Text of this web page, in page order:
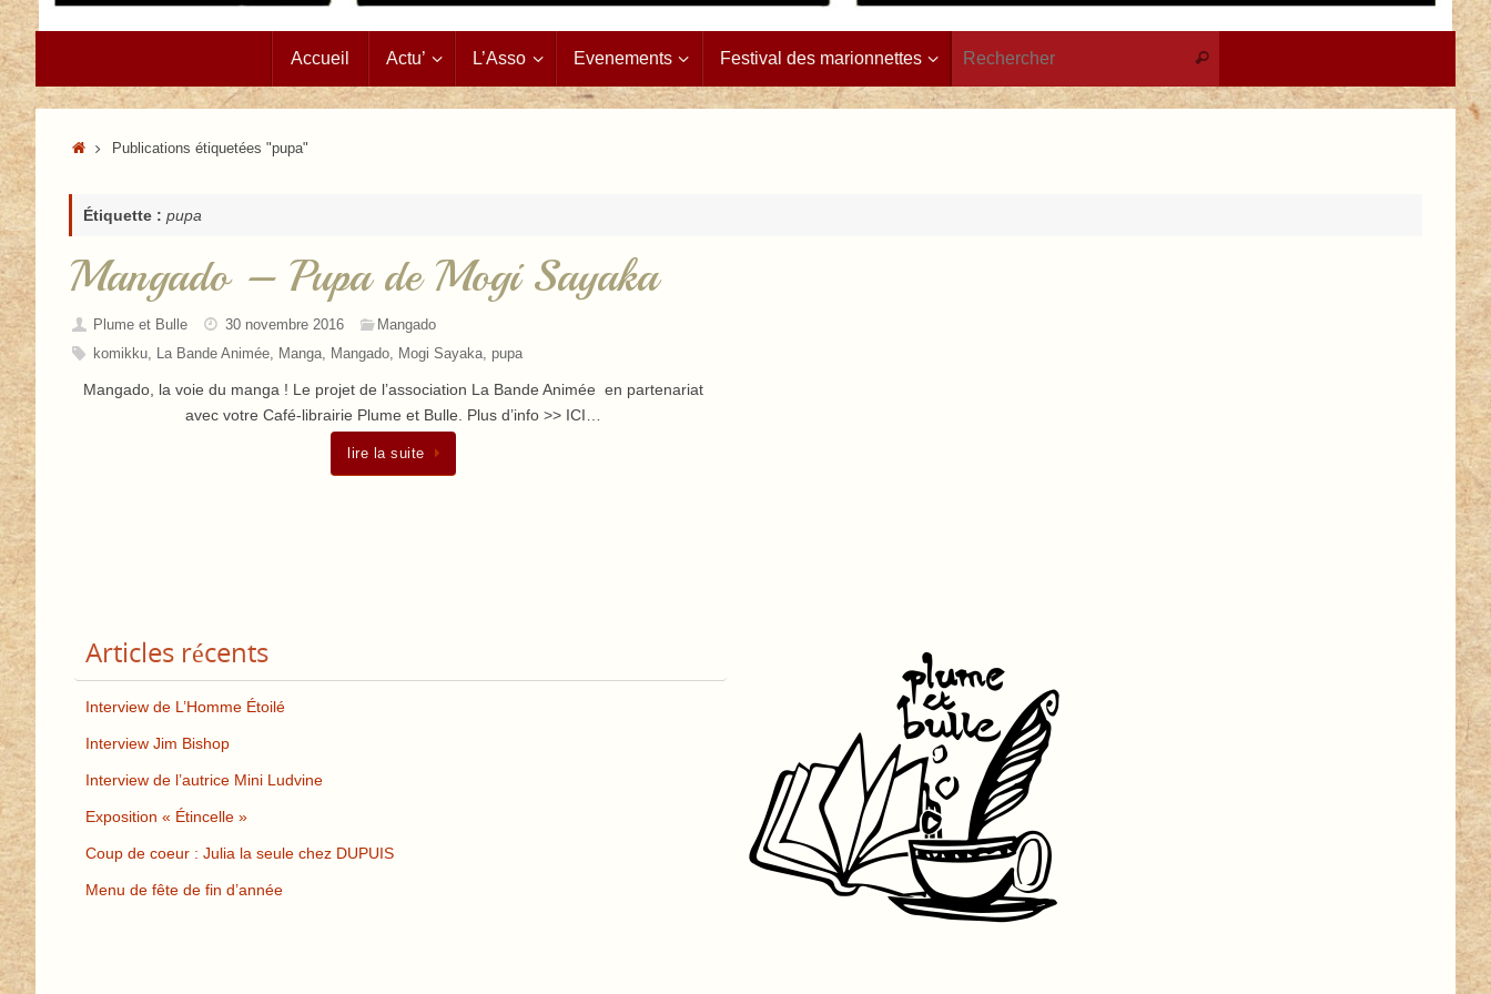
Passer
au
contenu
Accueil Actu’ L’Asso Evenements Festival des marionnettes Rechercher
AccueilPublications étiquetées "pupa"
Étiquette : pupa
Mangado – Pupa de Mogi Sayaka
Plume et Bulle 30 novembre 2016
Mangado
komikku, La Bande Animée, Manga, Mangado, Mogi Sayaka, pupa
Mangado, la voie du manga ! Le projet de l’association La Bande Animée en partenariat
avec votre Café-librairie Plume et Bulle. Plus d’info >> ICI…
lire la suite
Articles récents
Interview de L’Homme Étoilé
Interview Jim Bishop
Interview de l’autrice Mini Ludvine
Exposition « Étincelle »
Coup de coeur : Julia la seule chez DUPUIS
Menu de fête de fin d’année